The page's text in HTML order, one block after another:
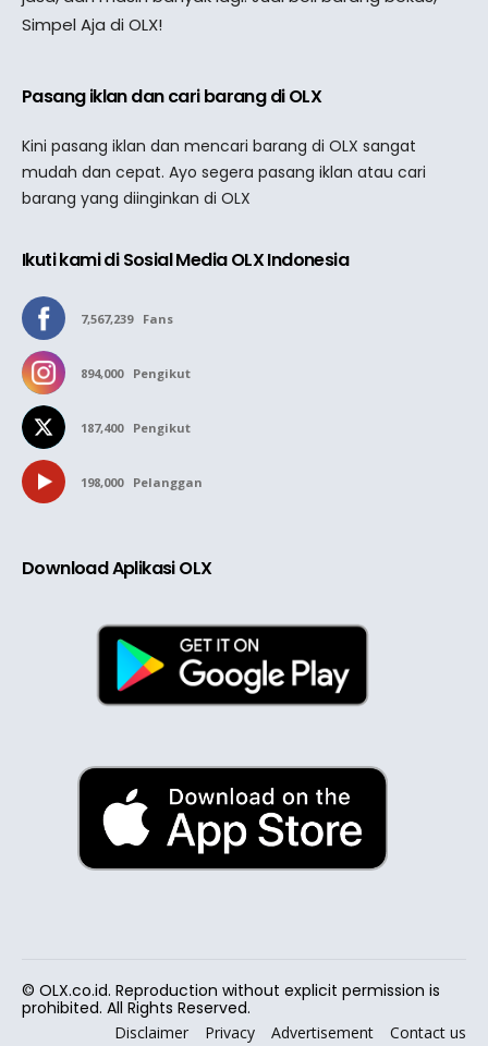
Simpel Aja di OLX!
Pasang iklan dan cari barang di OLX
Kini pasang iklan dan mencari barang di OLX sangat
mudah dan cepat. Ayo segera pasang iklan atau cari
barang yang diinginkan di OLX
Ikuti kami di Sosial Media OLX Indonesia
7,567,239 Fans
894,000 Pengikut
187,400 Pengikut
198,000 Pelanggan
Download Aplikasi OLX
© OLX.co.id. Reproduction without explicit permission is
prohibited. All Rights Reserved.
Disclaimer Privacy Advertisement Contact us